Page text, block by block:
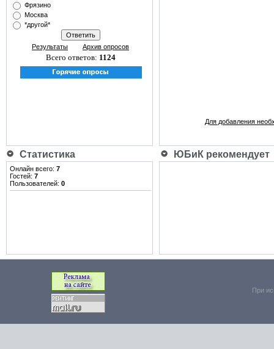
Фрязино
Москва
*другой*
Результаты Архив опросов
Всего ответов: 1124
Для добавления
Статистика ЮБиК рекомендует
Онлайн всего: 7
Гостей: 7
Пользователей: 0
При